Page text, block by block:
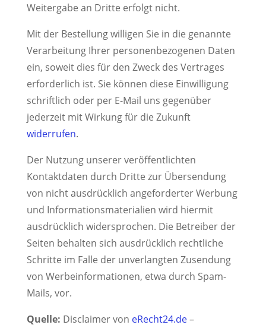
Weitergabe an Dritte erfolgt nicht.
Mit der Bestellung willigen Sie in die genannte
Verarbeitung Ihrer personenbezogenen Daten
ein, soweit dies für den Zweck des Vertrages
erforderlich ist. Sie können diese Einwilligung
schriftlich oder per E-Mail uns gegenüber
jederzeit mit Wirkung für die Zukunft
widerrufen.
Der Nutzung unserer veröffentlichten
Kontaktdaten durch Dritte zur Übersendung
von nicht ausdrücklich angeforderter Werbung
und Informationsmaterialien wird hiermit
ausdrücklich widersprochen. Die Betreiber der
Seiten behalten sich ausdrücklich rechtliche
Schritte im Falle der unverlangten Zusendung
von Werbeinformationen, etwa durch Spam-
Mails, vor.
Quelle: Disclaimer von eRecht24.de–